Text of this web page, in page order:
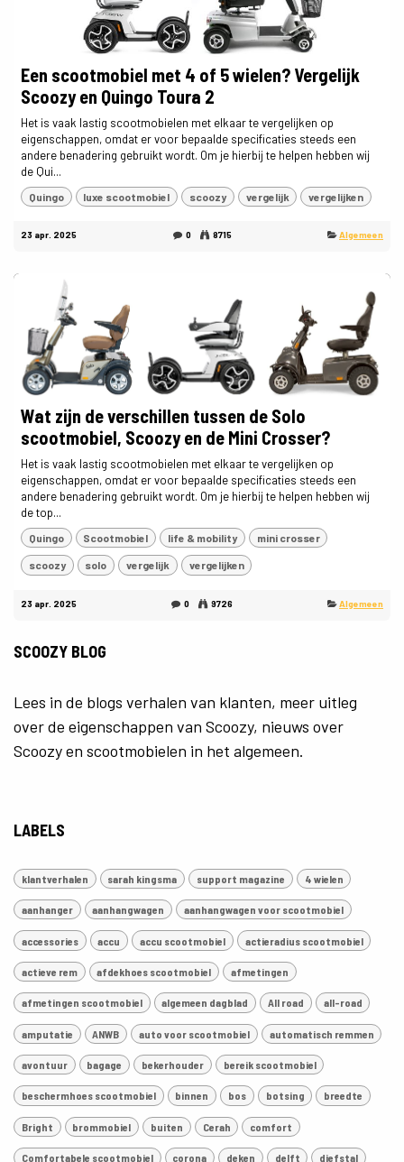
Een scootmobiel met 4 of 5 wielen? Vergelijk
Scoozy en Quingo Toura 2
Het is vaak lastig scootmobielen met elkaar te vergelijken op
eigenschappen, omdat er voor bepaalde specificaties steeds een
andere benadering gebruikt wordt. Om je hierbij te helpen hebben wij
de Qui...
Quingo luxe scootmobiel scoozy vergelijk vergelijken
23 apr. 2025 0 8715 Algemeen
Wat zijn de verschillen tussen de Solo
scootmobiel, Scoozy en de Mini Crosser?
Het is vaak lastig scootmobielen met elkaar te vergelijken op
eigenschappen, omdat er voor bepaalde specificaties steeds een
andere benadering gebruikt wordt. Om je hierbij te helpen hebben wij
de top...
Quingo Scootmobiel life & mobility mini crosser
scoozy solo vergelijk vergelijken
23 apr. 2025 0 9726 Algemeen
SCOOZY BLOG
Lees in de blogs verhalen van klanten, meer uitleg
over de eigenschappen van Scoozy, nieuws over
Scoozy en scootmobielen in het algemeen.
LABELS
klantverhalen sarah kingsma support magazine 4 wielen
aanhanger aanhangwagen aanhangwagen voor scootmobiel
accessories accu accu scootmobiel actieradius scootmobiel
actieve rem afdekhoes scootmobiel afmetingen
afmetingen scootmobiel algemeen dagblad All road all-road
amputatie ANWB auto voor scootmobiel automatisch remmen
avontuur bagage bekerhouder bereik scootmobiel
beschermhoes scootmobiel binnen bos botsing breedte
Bright brommobiel buiten Cerah comfort
Comfortabele scootmobiel corona deken delft diefstal